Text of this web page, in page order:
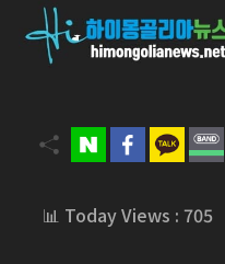
📊 Today Views : 705